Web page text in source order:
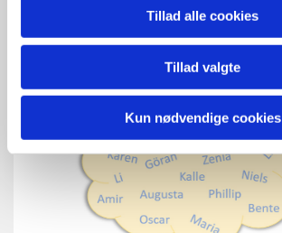
Tillad alle cookies
Tillad valgte
Kun nødvendige cookies